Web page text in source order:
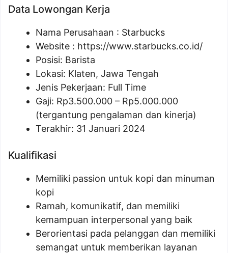
Data Lowongan Kerja
Nama Perusahaan : Starbucks
Website : https://www.starbucks.co.id/
Posisi: Barista
Lokasi: Klaten, Jawa Tengah
Jenis Pekerjaan: Full Time
Gaji: Rp3.500.000 – Rp5.000.000
(tergantung pengalaman dan kinerja)
Terakhir: 31 Januari 2024
Kualifikasi
Memiliki passion untuk kopi dan minuman
kopi
Ramah, komunikatif, dan memiliki
kemampuan interpersonal yang baik
Berorientasi pada pelanggan dan memiliki
semangat untuk memberikan layanan